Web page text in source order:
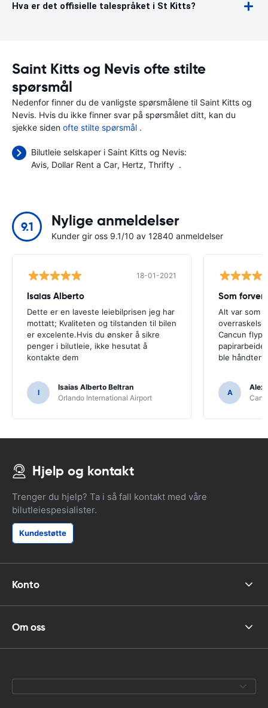
Hva er det offisielle talespråket i St Kitts?
Saint Kitts og Nevis ofte stilte
spørsmål
Nedenfor finner du de vanligste spørsmålene til Saint Kitts og
Nevis. Hvis du ikke finner svar på spørsmålet ditt, kan du
sjekke siden ofte stilte spørsmål .
Bilutleie selskaper i Saint Kitts og Nevis:
Avis Dollar Rent a Car Hertz Thrifty .
9.1 Nylige anmeldelser
Kunder gir oss 9.1/10 av 12840 anmeldelser
18-01-2021
Isaias Alberto
Dette er en laveste leiebilprisen jeg har
mottatt; Kvaliteten og tilstanden til bilen
er excelente.Hvis du ønsker å sikre
penger i bilutleie, ikke hesutat å
kontakte dem
I
Isaias Alberto Beltran
Orlando International Airport
Som
Alt var som
Cancun
ble håndtert
A
Alex
Hjelp og kontakt
Trenger du hjelp? Ta i så fall kontakt med våre
bilutleiespesialister.
Kundestøtte
Konto
Om oss